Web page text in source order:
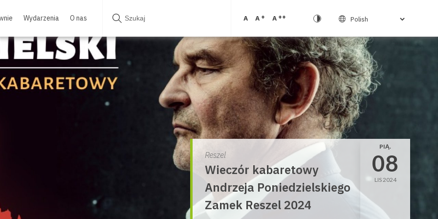
Wydarzenia O nas A A + A ++
Reszel
Wieczór kabaretowy
Andrzeja Poniedzielskiego
Zamek Reszel 2024
PIĄ.
08
LIS 2024